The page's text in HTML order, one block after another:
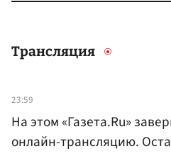
Трансляция
23:59
На этом «Газета.Ru»
онлайн-трансляцию.